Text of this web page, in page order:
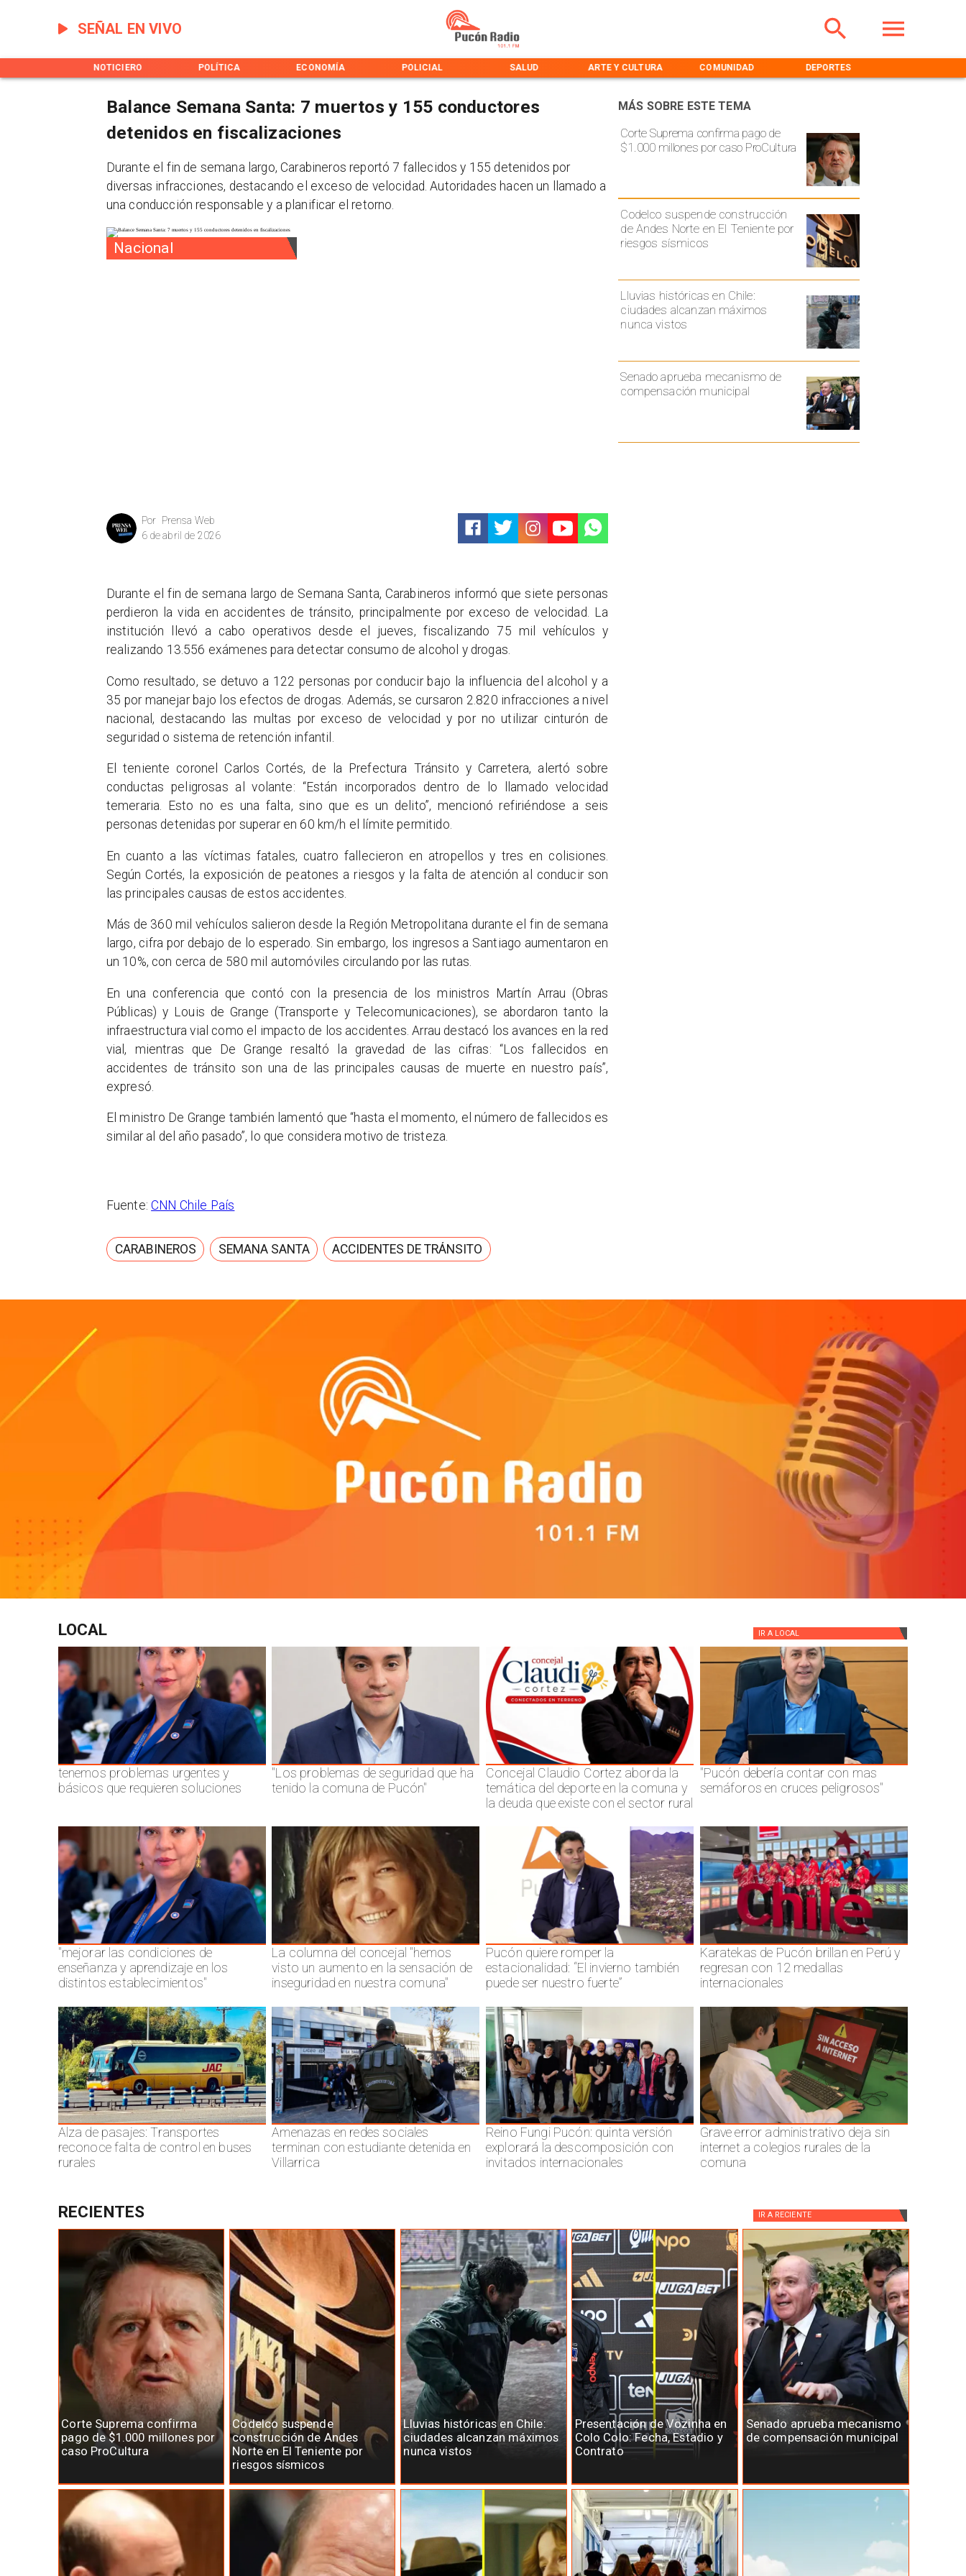
SEÑAL EN VIVO
NOTICIERO POLÍTICA ECONOMÍA POLICIAL SALUD ARTE Y CULTURA COMUNIDAD DEPORTES
Nacional
Prensa Web
Por
6 de abril de 2026
Corte Suprema confirma pago de
$1.000 millones por caso ProCultura
Codelco suspende construcción
de Andes Norte en El Teniente por
riesgos sísmicos
Lluvias históricas en Chile:
ciudades alcanzan máximos
nunca vistos
Senado aprueba mecanismo de
compensación municipal
MÁS SOBRE ESTE TEMA
Balance Semana Santa: 7 muertos y 155 conductores
detenidos en fiscalizaciones
Durante el fin de semana largo, Carabineros reportó 7 fallecidos y 155 detenidos por
diversas infracciones, destacando el exceso de velocidad. Autoridades hacen un llamado a
una conducción responsable y a planificar el retorno.
Durante el fin de semana largo de Semana Santa, Carabineros informó que siete personas
perdieron la vida en accidentes de tránsito, principalmente por exceso de velocidad. La
institución llevó a cabo operativos desde el jueves, fiscalizando 75 mil vehículos y
realizando 13.556 exámenes para detectar consumo de alcohol y drogas.
Como resultado, se detuvo a 122 personas por conducir bajo la influencia del alcohol y a
35 por manejar bajo los efectos de drogas. Además, se cursaron 2.820 infracciones a nivel
nacional, destacando las multas por exceso de velocidad y por no utilizar cinturón de
seguridad o sistema de retención infantil.
El teniente coronel Carlos Cortés, de la Prefectura Tránsito y Carretera, alertó sobre
conductas peligrosas al volante: “Están incorporados dentro de lo llamado velocidad
temeraria. Esto no es una falta, sino que es un delito”, mencionó refiriéndose a seis
personas detenidas por superar en 60 km/h el límite permitido.
En cuanto a las víctimas fatales, cuatro fallecieron en atropellos y tres en colisiones.
Según Cortés, la exposición de peatones a riesgos y la falta de atención al conducir son
las principales causas de estos accidentes.
Más de 360 mil vehículos salieron desde la Región Metropolitana durante el fin de semana
largo, cifra por debajo de lo esperado. Sin embargo, los ingresos a Santiago aumentaron en
un 10%, con cerca de 580 mil automóviles circulando por las rutas.
En una conferencia que contó con la presencia de los ministros Martín Arrau (Obras
Públicas) y Louis de Grange (Transporte y Telecomunicaciones), se abordaron tanto la
infraestructura vial como el impacto de los accidentes. Arrau destacó los avances en la red
vial, mientras que De Grange resaltó la gravedad de las cifras: “Los fallecidos en
accidentes de tránsito son una de las principales causas de muerte en nuestro país”,
expresó.
El ministro De Grange también lamentó que “hasta el momento, el número de fallecidos es
similar al del año pasado”, lo que considera motivo de tristeza.
Fuente:CNN Chile País
CARABINEROS SEMANA SANTA ACCIDENTES DE TRÁNSITO
LOCAL IR A LOCAL
tenemos problemas urgentes y
básicos que requieren soluciones
"Los problemas de seguridad que ha
tenido la comuna de Pucón"
Concejal Claudio Cortez aborda la
temática del deporte en la comuna y
la deuda que existe con el sector rural
"Pucón debería contar con mas
semáforos en cruces peligrosos"
"mejorar las condiciones de
enseñanza y aprendizaje en los
distintos establecimientos"
La columna del concejal "hemos
visto un aumento en la sensación de
inseguridad en nuestra comuna"
Pucón quiere romper la
estacionalidad: “El invierno también
puede ser nuestro fuerte”
Karatekas de Pucón brillan en Perú y
regresan con 12 medallas
internacionales
Alza de pasajes: Transportes
reconoce falta de control en buses
rurales
Amenazas en redes sociales
terminan con estudiante detenida en
Villarrica
Reino Fungi Pucón: quinta versión
explorará la descomposición con
invitados internacionales
Grave error administrativo deja sin
internet a colegios rurales de la
comuna
Corte Suprema confirma
pago de $1.000 millones por
caso ProCultura
Codelco suspende
construcción de Andes
Norte en El Teniente por
riesgos sísmicos
Lluvias históricas en Chile:
ciudades alcanzan máximos
nunca vistos
Presentación de Vozinha en
Colo Colo: Fecha, Estadio y
Contrato
Senado aprueba mecanismo
de compensación municipal
RECIENTES IR A RECIENTE